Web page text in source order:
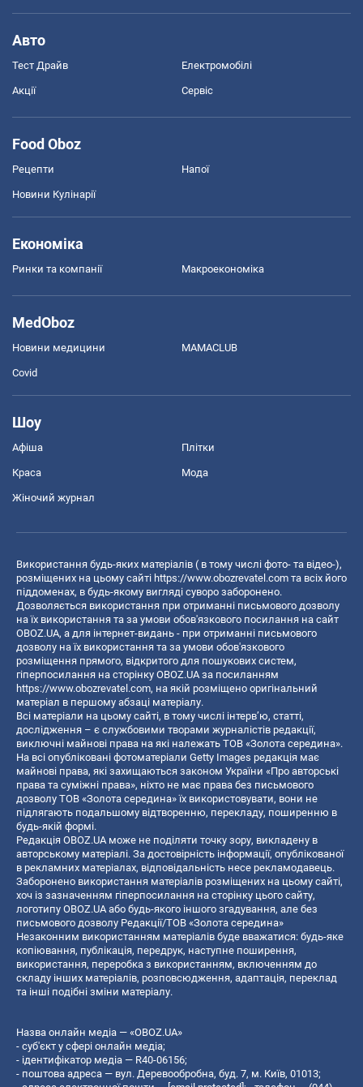
Авто
Тест Драйв Електромобілі
Акції Сервіс
Food Oboz
Рецепти Напої
Новини Кулінарії
Економіка
Ринки та компанії Макроекономіка
MedOboz
Новини медицини MAMACLUB
Covid
Шоу
Афіша Плітки
Краса Мода
Жіночий журнал
Використання будь-яких матеріалів ( в тому числі фото- та відео-),
розміщених на цьому сайті https://www.obozrevatel.com та всіх його
піддоменах, в будь-якому вигляді суворо заборонено.
Дозволяється використання при отриманні письмового дозволу
на їх використання та за умови обов'язкового посилання на сайт
OBOZ.UA, а для інтернет-видань - при отриманні письмового
дозволу на їх використання та за умови обов'язкового
розміщення прямого, відкритого для пошукових систем,
гіперпосилання на сторінку OBOZ.UA за посиланням
https://www.obozrevatel.com, на якій розміщено оригінальний
матеріал в першому абзаці матеріалу.
Всі матеріали на цьому сайті, в тому числі інтерв’ю, статті,
дослідження – є службовими творами журналістів редакції,
виключні майнові права на які належать ТОВ «Золота середина».
На всі опубліковані фотоматеріали Getty Images редакція має
майнові права, які захищаються законом України «Про авторські
права та суміжні права», ніхто не має права без письмового
дозволу ТОВ «Золота середина» їх використовувати, вони не
підлягають подальшому відтворенню, перекладу, поширенню в
будь-якій формі.
Редакція OBOZ.UA може не поділяти точку зору, викладену в
авторському матеріалі. За достовірність інформації, опублікованої
в рекламних матеріалах, відповідальність несе рекламодавець.
Заборонено використання матеріалів розміщених на цьому сайті,
хоч із зазначенням гіперпосилання на сторінку цього сайту,
логотипу OBOZ.UA або будь-якого іншого згадування, але без
письмового дозволу Редакції/ТОВ «Золота середина»
Незаконним використанням матеріалів буде вважатися: будь-яке
копiювання, публiкацiя, передрук, наступне поширення,
використання, переробка з використанням, включенням до
складу інших матеріалів, розповсюдження, адаптація, переклад
та інші подібні зміни матеріалу.
Назва онлайн медіа — «OBOZ.UA»
- суб'єкт у сфері онлайн медіа;
- ідентифікатор медіа — R40-06156;
- поштова адреса — вул. Деревообробна, буд. 7, м. Київ, 01013;